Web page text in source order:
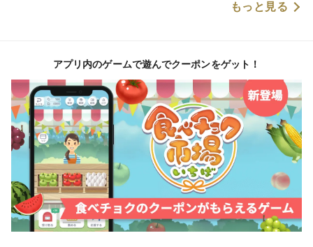
もっと見る
アプリ内のゲームで遊んでクーポンをゲット！